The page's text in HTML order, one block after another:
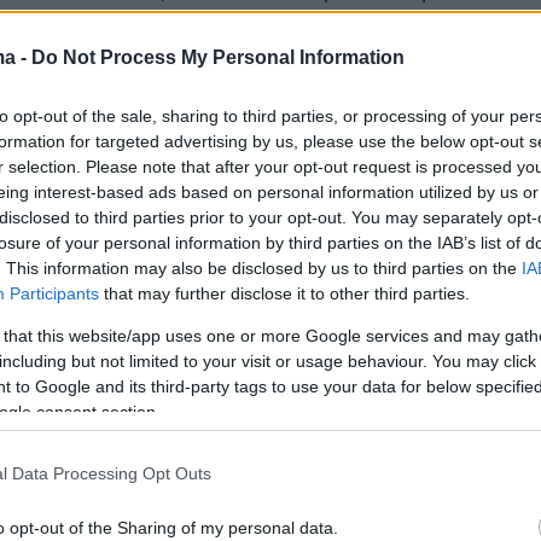
- Do Not Process My Personal Information
opt-out of the sale, sharing to third parties, or processing of your
for targeted advertising by us, please use the below opt-out
selection. Please note that after your opt-out request is processed
interest-based ads based on personal information utilized by us
to third parties prior to your opt-out. You may separately
of your personal information by third parties on the IAB’s list of
This information may also be disclosed by us to third parties on the
Participants that may further disclose it to other third parties.
that this website/app uses one or more Google services and may
but not limited to your visit or usage behaviour. You may
to Google and its third-party tags to use your data for below
consent section.
Data Processing Opt Outs
opt-out of the Sharing of my personal data.
Κάναμε μεταγραφή, ο Μάρτιν θα μείνει
που παίζουν με την μεγαλύτερη ενέργεια.
όλοι να κάνουν ένα βήμα παραπάνω.
ξεκάθαρο σε όλους ότι ο σύλλογος μας
απ' όλους μας. Ο Ολυμπιακός είναι πάνω από
προσωπικά συμφέροντα. Όλα τα παιχνίδια
να κάνουμε αυτό που πρέπει για την ομάδα
λύση ανάγκης ο Κουφός. Έπρεπε να
εύκολο. Ο Κώστας έχει δεδομένα